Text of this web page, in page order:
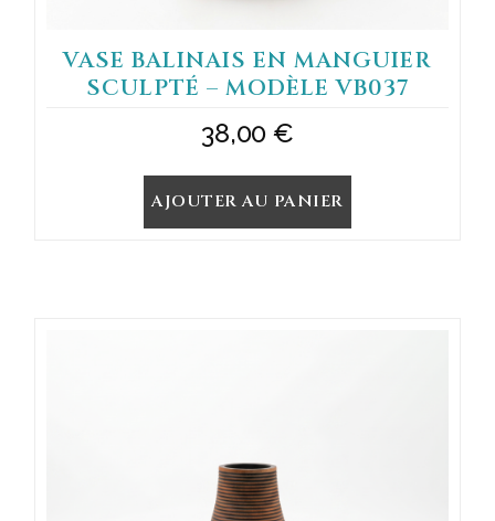
VASE BALINAIS EN MANGUIER
SCULPTÉ – MODÈLE VB037
38,00 €
AJOUTER AU PANIER